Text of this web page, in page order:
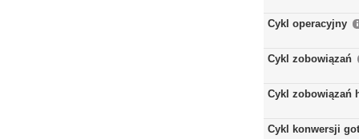
Cykl operacyjny
Cykl zobowiązań
Cykl zobowiązań
Cykl konwersji